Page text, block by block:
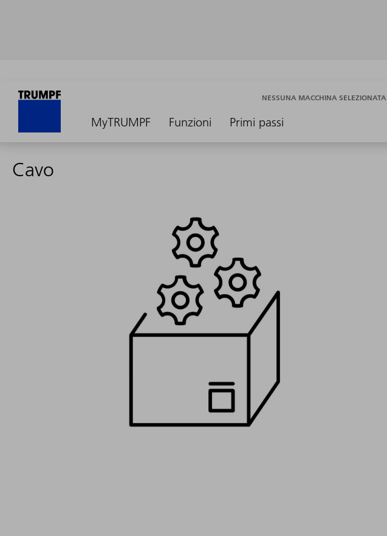
MyTRUMPF Funzioni Primi passi
NESSUNA MACCHINA SELEZIONATA
Cavo